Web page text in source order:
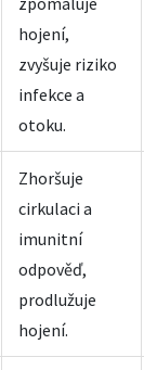
hojení,
zvyšuje riziko
infekce a
otoku.
Zhoršuje
cirkulaci a
imunitní
odpověď,
prodlužuje
hojení.